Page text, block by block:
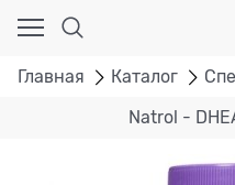
Главная Каталог
Natrol -